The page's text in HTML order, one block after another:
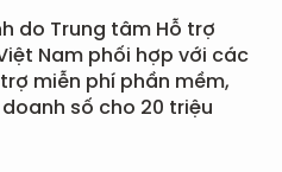
do Trung tâm Hỗ trợ
Nam phối hợp với các
miễn phí phần mềm,
số cho 20 triệu